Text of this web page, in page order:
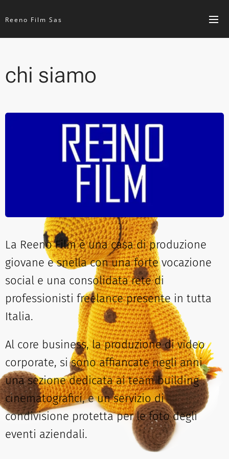
Reeno Film Sas
chi siamo
La Reeno Film è una casa di produzione
giovane e snella con una forte vocazione
social e una consolidata rete di
professionisti freelance presente in tutta
Italia.
Al core business, la produzione di video
corporate, si sono affiancate negli anni
una sezione dedicata ai team building
cinematografici, e un servizio di
condivisione protetta per le foto degli
eventi aziendali.